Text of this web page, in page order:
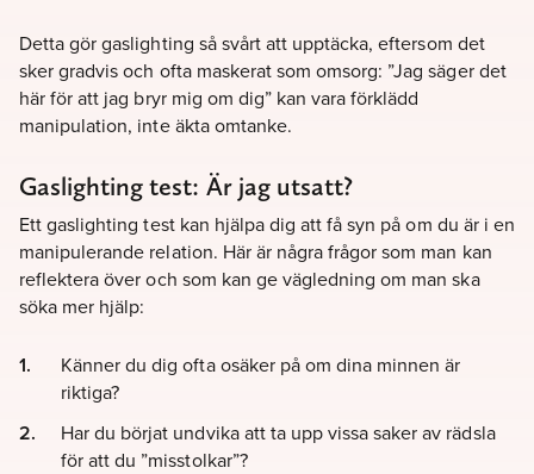
Detta gör gaslighting så svårt att upptäcka, eftersom det
sker gradvis och ofta maskerat som omsorg: ”Jag säger det
här för att jag bryr mig om dig” kan vara förklädd
manipulation, inte äkta omtanke.
Gaslighting test: Är jag utsatt?
Ett gaslighting test kan hjälpa dig att få syn på om du är i en
manipulerande relation. Här är några frågor som man kan
reflektera över och som kan ge vägledning om man ska
söka mer hjälp:
Känner du dig ofta osäker på om dina minnen är
riktiga?
Har du börjat undvika att ta upp vissa saker av rädsla
för att du ”misstolkar”?